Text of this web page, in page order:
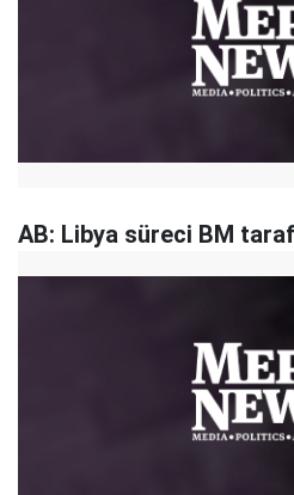
AB: Libya süreci BM